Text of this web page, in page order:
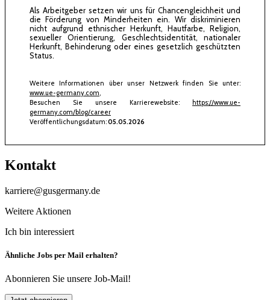
Als Arbeitgeber setzen wir uns für Chancengleichheit und
die Förderung von Minderheiten ein. Wir diskriminieren
nicht aufgrund ethnischer Herkunft, Hautfarbe, Religion,
sexueller Orientierung, Geschlechtsidentität, nationaler
Herkunft, Behinderung oder eines gesetzlich geschützten
Status.
Weitere Informationen über unser Netzwerk finden Sie unter:
www.ue-germany.com,
Besuchen Sie unsere Karrierewebsite:
https://www.ue-
germany.com/blog/career
Veröffentlichungsdatum:05.05.2026
Kontakt
karriere@gusgermany.de
Weitere Aktionen
Ich bin interessiert
Ähnliche Jobs per Mail erhalten?
Abonnieren Sie unsere Job-Mail!